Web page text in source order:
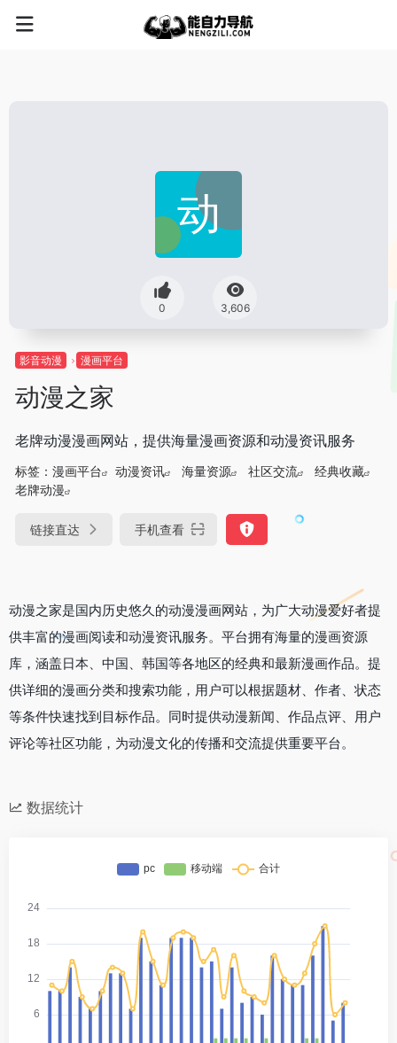
0 3,606
影音动漫 漫画平台
动漫之家
老牌动漫漫画网站，提供海量漫画资源和动漫资讯服务
标签： 漫画平台 动漫资讯 海量资源 社区交流
经典收藏
老牌动漫
链接直达 手机查看
动漫之家是国内历史悠久的动漫漫画网站，为广大动漫爱好者提
供丰富的漫画阅读和动漫资讯服务。平台拥有海量的漫画资源
库，涵盖日本、中国、韩国等各地区的经典和最新漫画作品。提
供详细的漫画分类和搜索功能，用户可以根据题材、作者、状态
等条件快速找到目标作品。同时提供动漫新闻、作品点评、用户
评论等社区功能，为动漫文化的传播和交流提供重要平台。
数据统计